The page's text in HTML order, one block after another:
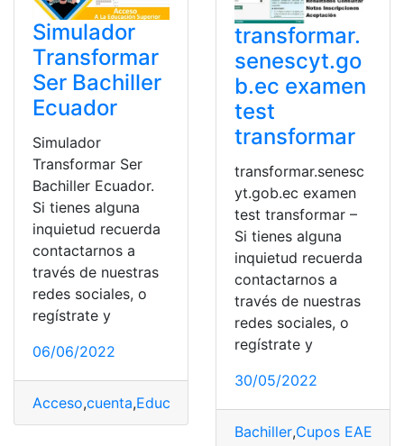
Simulador
Transformar
Ser Bachiller
Ecuador
Simulador
Transformar Ser
Bachiller Ecuador.
Si tienes alguna
inquietud recuerda
contactarnos a
través de nuestras
redes sociales, o
regístrate y
06/06/2022
Acceso,cuenta,Educación Superior
transformar.
senescyt.go
b.ec examen
test
transformar
transformar.senesc
yt.gob.ec examen
test transformar –
Si tienes alguna
inquietud recuerda
contactarnos a
través de nuestras
redes sociales, o
regístrate y
30/05/2022
Bachiller,Cupos EAES